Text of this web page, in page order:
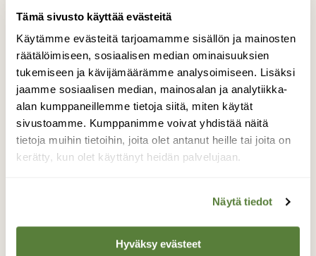
Tämä sivusto käyttää evästeitä
Käytämme evästeitä tarjoamamme sisällön ja mainosten
räätälöimiseen, sosiaalisen median ominaisuuksien
tukemiseen ja kävijämäärämme analysoimiseen. Lisäksi
jaamme sosiaalisen median, mainosalan ja analytiikka-
alan kumppaneillemme tietoja siitä, miten käytät
sivustoamme. Kumppanimme voivat yhdistää näitä
tietoja muihin tietoihin, joita olet antanut heille tai joita on
kerätty, kun olet käyttänyt heidän palvelujaan.
Näytä tiedot
Hyväksy evästeet
JÄÄKAUSI
MAALAJI
MAAPERÄ
Tilaa Suomen Luonto